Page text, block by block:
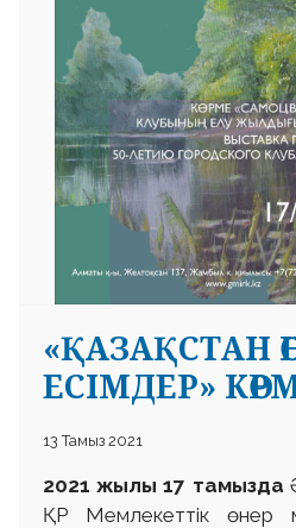
«ҚАЗАҚСТАН
ЕСІМДЕР»
13 Тамыз 2021
2021 жылы 17 тамызда
ҚР Мемлекеттік өнер